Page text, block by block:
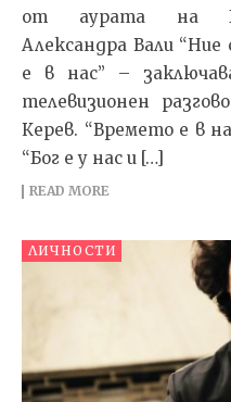
от аурата на
Александра Вали
е в нас” –
телевизионен
Керев. “Времето е в
“Бог е у нас и […]
READ MORE
ЛИЧНОСТИ